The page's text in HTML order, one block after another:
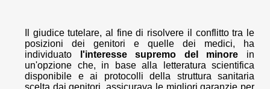
Il giudice tutelare, al fine di risolvere il conflitto tra le
posizioni dei genitori e quelle dei medici, ha
individuato
l'interesse supremo del minore in
un'opzione che, in base alla letteratura scientifica
disponibile e ai protocolli della struttura sanitaria
scelta dai genitori, assicurava le migliori garanzie per